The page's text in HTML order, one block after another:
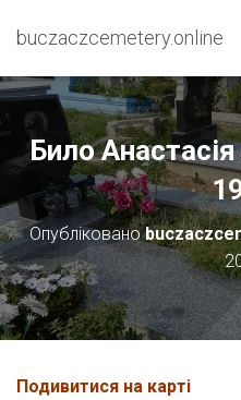
buczaczcemetery.online
Било
Опубліковано
Подивитися на карті